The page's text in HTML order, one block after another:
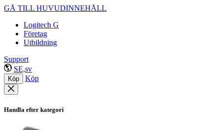
GÅ TILL HUVUDINNEHÅLL
Logitech G
Företag
Utbildning
Support
SE,sv
Köp Köp
Handla efter kategori